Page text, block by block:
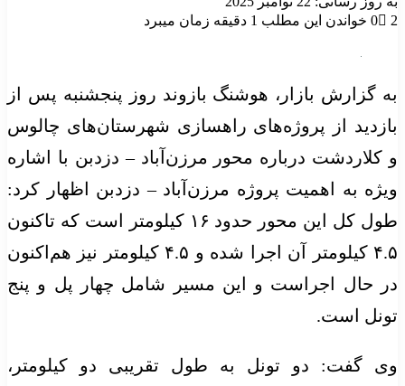
0
2 خواندن این مطلب 1 دقیقه زمان میبرد
به گزارش بازار، هوشنگ بازوند روز پنجشنبه پس از
بازدید از پروژه‌های راهسازی شهرستان‌های چالوس
و کلاردشت درباره محور مرزن‌آباد – دزدبن با اشاره
ویژه به اهمیت پروژه مرزن‌آباد – دزدبن اظهار کرد:
طول کل این محور حدود ۱۶ کیلومتر است که تاکنون
۴.۵ کیلومتر آن اجرا شده و ۴.۵ کیلومتر نیز هم‌اکنون
در حال اجراست و این مسیر شامل چهار پل و پنج
تونل است.
وی گفت: دو تونل به طول تقریبی دو کیلومتر،